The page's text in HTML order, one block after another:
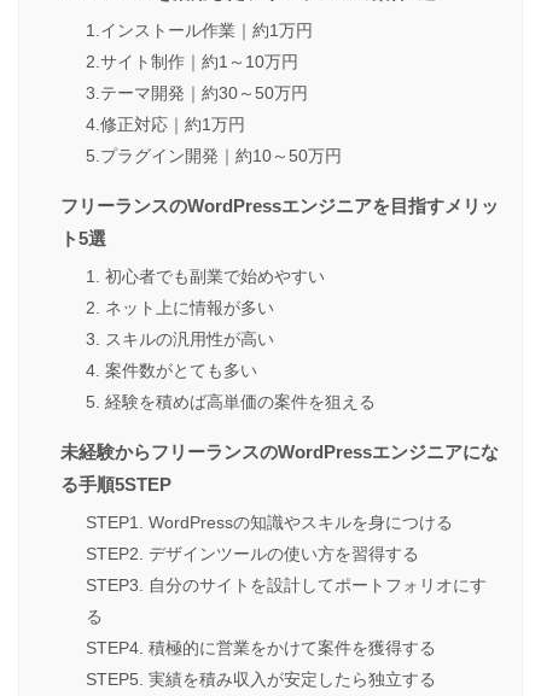
1.インストール作業｜約1万円
2.サイト制作｜約1～10万円
3.テーマ開発｜約30～50万円
4.修正対応｜約1万円
5.プラグイン開発｜約10～50万円
フリーランスのWordPressエンジニアを目指すメリッ
ト5選
1. 初心者でも副業で始めやすい
2. ネット上に情報が多い
3. スキルの汎用性が高い
4. 案件数がとても多い
5. 経験を積めば高単価の案件を狙える
未経験からフリーランスのWordPressエンジニアにな
る手順5STEP
STEP1. WordPressの知識やスキルを身につける
STEP2. デザインツールの使い方を習得する
STEP3. 自分のサイトを設計してポートフォリオにす
る
STEP4. 積極的に営業をかけて案件を獲得する
STEP5. 実績を積み収入が安定したら独立する